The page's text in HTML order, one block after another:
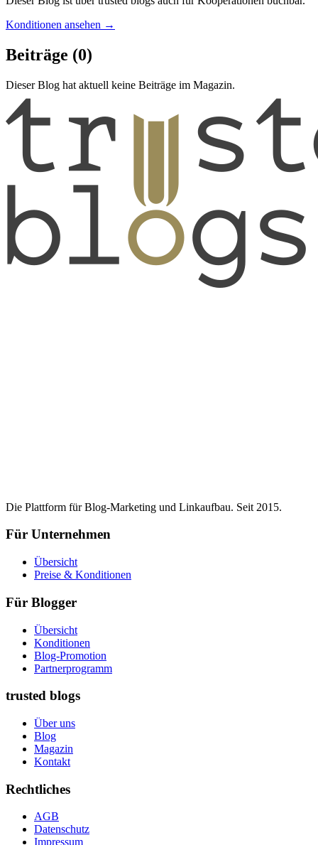
Konditionen ansehen →
Beiträge (0)
Dieser Blog hat aktuell keine Beiträge im Magazin.
Die Plattform für Blog-Marketing und Linkaufbau. Seit 2015.
Für Unternehmen
Übersicht
Preise & Konditionen
Für Blogger
Übersicht
Konditionen
Blog-Promotion
Partnerprogramm
trusted blogs
Über uns
Blog
Magazin
Kontakt
Rechtliches
AGB
Datenschutz
Impressum